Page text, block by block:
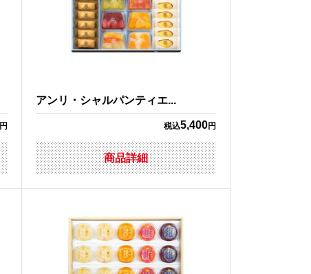
円
アンリ・シャルパンティエ...
税込5,400円
商品詳細